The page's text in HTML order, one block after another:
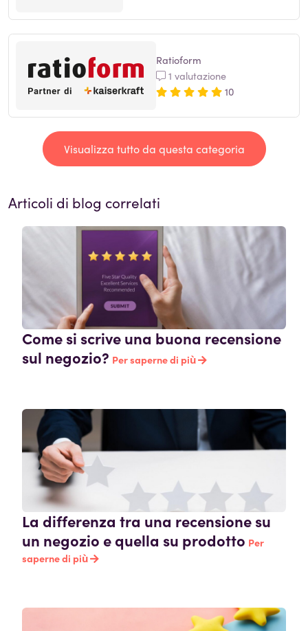
Ratioform
1 valutazione
10
Visualizza tutto da questa categoria
Articoli di blog correlati
Come si scrive una buona recensione
sul negozio? Per saperne di più
La differenza tra una recensione su
un negozio e quella su prodotto Per
saperne di più